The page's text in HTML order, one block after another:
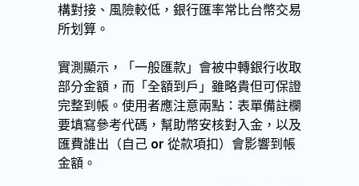
構對接、風險較低，銀行匯率常比台幣交易
所划算。
實測顯示，「一般匯款」會被中轉銀行收取
部分金額，而「全額到戶」雖略貴但可保證
完整到帳。使用者應注意兩點：表單備註欄
要填寫參考代碼，幫助幣安核對入金，以及
匯費誰出（自己 or 從款項扣）會影響到帳
金額。